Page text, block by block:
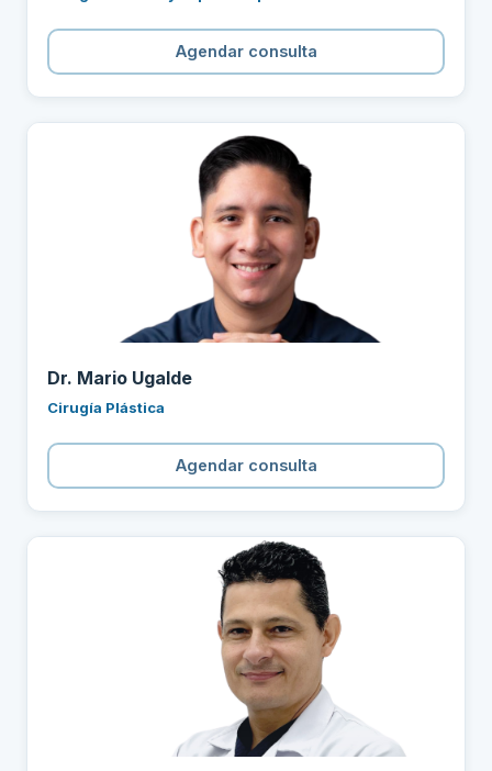
Agendar consulta
Dr. Mario Ugalde
Cirugía Plástica
Agendar consulta